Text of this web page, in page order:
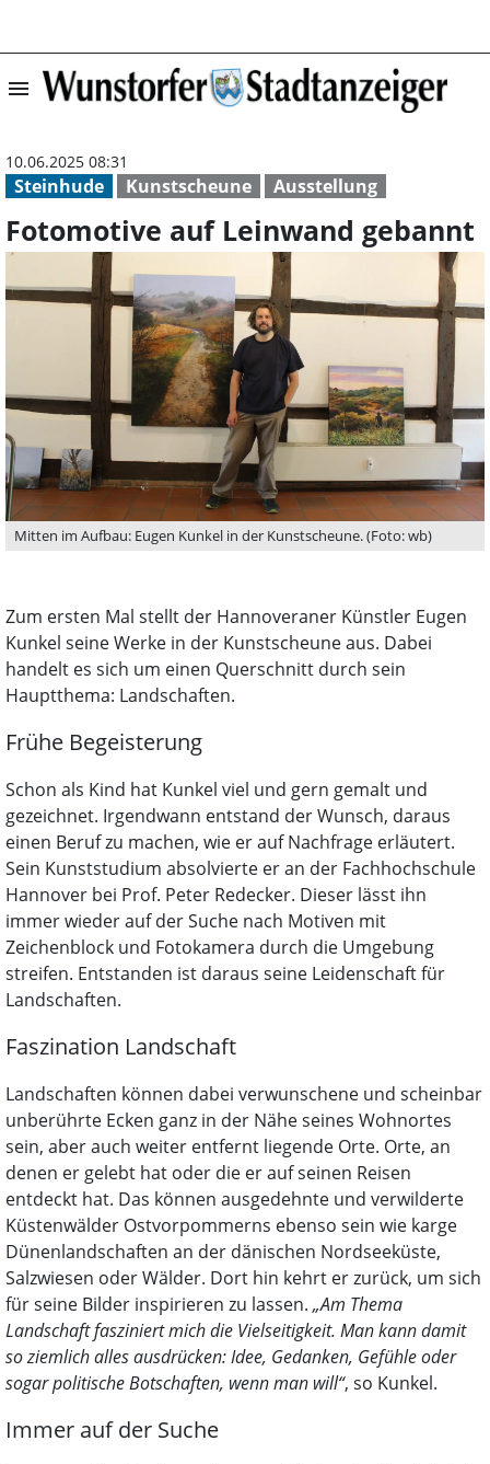
menu Fotomotive auf
Steinhude Kunstscheune Ausstellung
10.06.2025 08:31
Fotomotive auf Leinwand gebannt
Mitten im Aufbau: Eugen Kunkel in der Kunstscheune. (Foto: wb)
Zum ersten Mal stellt der Hannoveraner Künstler Eugen
Kunkel seine Werke in der Kunstscheune aus. Dabei
handelt es sich um einen Querschnitt durch sein
Hauptthema: Landschaften.
Frühe Begeisterung
Schon als Kind hat Kunkel viel und gern gemalt und
gezeichnet. Irgendwann entstand der Wunsch, daraus
einen Beruf zu machen, wie er auf Nachfrage erläutert.
Sein Kunststudium absolvierte er an der Fachhochschule
Hannover bei Prof. Peter Redecker. Dieser lässt ihn
immer wieder auf der Suche nach Motiven mit
Zeichenblock und Fotokamera durch die Umgebung
streifen. Entstanden ist daraus seine Leidenschaft für
Landschaften.
Faszination Landschaft
Landschaften können dabei verwunschene und scheinbar
unberührte Ecken ganz in der Nähe seines Wohnortes
sein, aber auch weiter entfernt liegende Orte. Orte, an
denen er gelebt hat oder die er auf seinen Reisen
entdeckt hat. Das können ausgedehnte und verwilderte
Küstenwälder Ostvorpommerns ebenso sein wie karge
Dünenlandschaften an der dänischen Nordseeküste,
Salzwiesen oder Wälder. Dort hin kehrt er zurück, um sich
für seine Bilder inspirieren zu lassen. „Am Thema
Landschaft fasziniert mich die Vielseitigkeit. Man kann damit
so ziemlich alles ausdrücken: Idee, Gedanken, Gefühle oder
sogar politische Botschaften, wenn man will“, so Kunkel.
Immer auf der Suche